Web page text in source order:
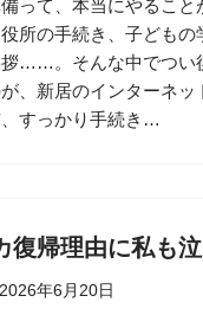
って、本当にやること
所の手続き、子どもの
……。そんな中でつい
、新居のインターネッ
すっかり手続き…
復帰理由に私も
2026年6月20日